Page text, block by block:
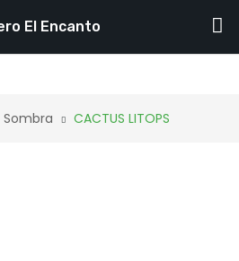
Sombra CACTUS LITOPS
El Encanto